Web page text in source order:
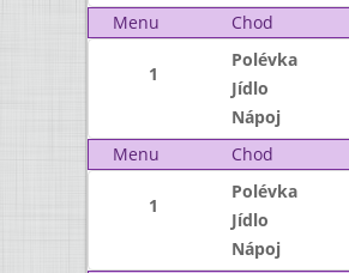
Menu
Chod
1
Polévka
Jídlo
Nápoj
Menu
Chod
1
Polévka
Jídlo
Nápoj